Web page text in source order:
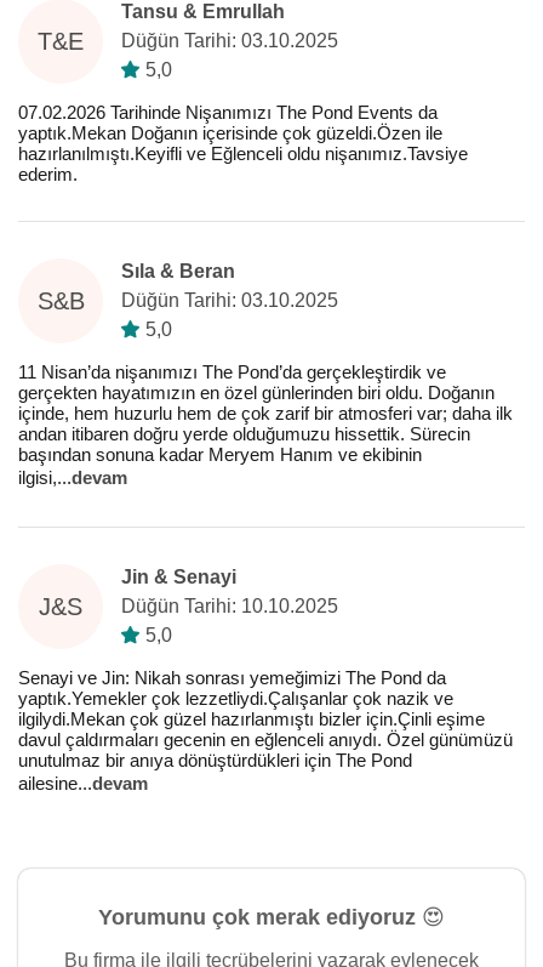
T&E
Tansu & Emrullah
Düğün Tarihi: 03.10.2025
5,0
07.02.2026 Tarihinde Nişanımızı The Pond Events da
yaptık.Mekan Doğanın içerisinde çok güzeldi.Özen ile
hazırlanılmıştı.Keyifli ve Eğlenceli oldu nişanımız.Tavsiye
ederim.
S&B
Sıla & Beran
Düğün Tarihi: 03.10.2025
5,0
11 Nisan’da nişanımızı The Pond’da gerçekleştirdik ve
gerçekten hayatımızın en özel günlerinden biri oldu. Doğanın
içinde, hem huzurlu hem de çok zarif bir atmosferi var; daha ilk
andan itibaren doğru yerde olduğumuzu hissettik. Sürecin
başından sonuna kadar Meryem Hanım ve ekibinin
ilgisi,...devam
J&S
Jin & Senayi
Düğün Tarihi: 10.10.2025
5,0
Senayi ve Jin: Nikah sonrası yemeğimizi The Pond da
yaptık.Yemekler çok lezzetliydi.Çalışanlar çok nazik ve
ilgilydi.Mekan çok güzel hazırlanmıştı bizler için.Çinli eşime
davul çaldırmaları gecenin en eğlenceli anıydı. Özel günümüzü
unutulmaz bir anıya dönüştürdükleri için The Pond
ailesine...devam
Yorumunu çok merak ediyoruz 😍
Bu firma ile ilgili tecrübelerini yazarak evlenecek